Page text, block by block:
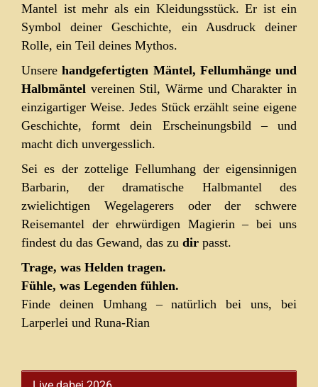
Mantel ist mehr als ein Kleidungsstück. Er ist ein
Symbol deiner Geschichte, ein Ausdruck deiner
Rolle, ein Teil deines Mythos.
Unserehandgefertigten Mäntel, Fellumhänge und
Halbmäntel vereinen Stil, Wärme und Charakter in
einzigartiger Weise. Jedes Stück erzählt seine eigene
Geschichte, formt dein Erscheinungsbild – und
macht dich unvergesslich.
Sei es der zottelige Fellumhang der eigensinnigen
Barbarin, der dramatische Halbmantel des
zwielichtigen Wegelagerers oder der schwere
Reisemantel der ehrwürdigen Magierin – bei uns
findest du das Gewand, das zu dir passt.
Trage, was Helden tragen.
Fühle, was Legenden fühlen.
Finde deinen Umhang – natürlich bei uns, bei
Larperlei und Runa-Rian